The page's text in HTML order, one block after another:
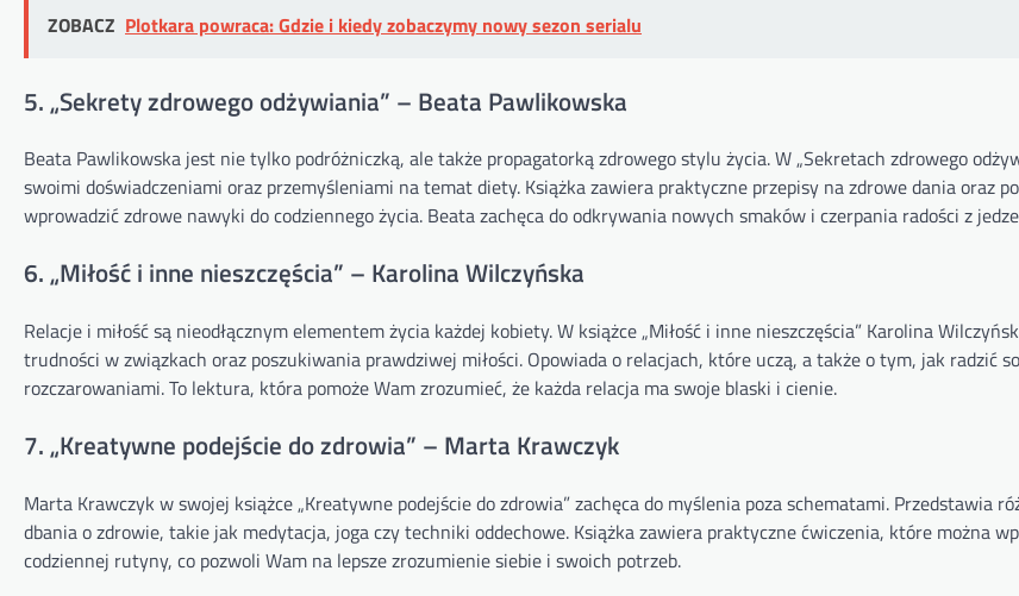
ZOBACZ Plotkara powraca: Gdzie i kiedy zobaczymy nowy sezon serialu
5. „Sekrety zdrowego odżywiania” – Beata Pawlikowska
Beata Pawlikowska jest nie tylko podróżniczką, ale także propagatorką zdrowego stylu życia. W „Sekretach zdrowego
swoimi doświadczeniami oraz przemyśleniami na temat diety. Książka zawiera praktyczne przepisy na zdrowe dania oraz
wprowadzić zdrowe nawyki do codziennego życia. Beata zachęca do odkrywania nowych smaków i czerpania radości z
6. „Miłość i inne nieszczęścia” – Karolina Wilczyńska
Relacje i miłość są nieodłącznym elementem życia każdej kobiety. W książce „Miłość i inne nieszczęścia” Karolina
trudności w związkach oraz poszukiwania prawdziwej miłości. Opowiada o relacjach, które uczą, a także o tym, jak radzić
rozczarowaniami. To lektura, która pomoże Wam zrozumieć, że każda relacja ma swoje blaski i cienie.
7. „Kreatywne podejście do zdrowia” – Marta Krawczyk
Marta Krawczyk w swojej książce „Kreatywne podejście do zdrowia” zachęca do myślenia poza schematami. Przedstawia
dbania o zdrowie, takie jak medytacja, joga czy techniki oddechowe. Książka zawiera praktyczne ćwiczenia, które można
codziennej rutyny, co pozwoli Wam na lepsze zrozumienie siebie i swoich potrzeb.